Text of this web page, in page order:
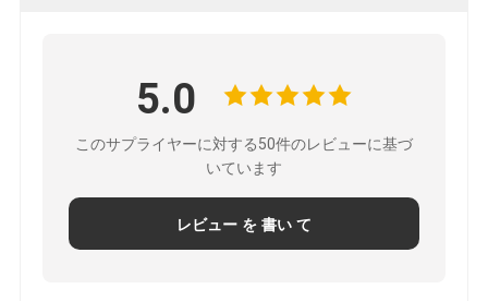
5.0
このサプライヤーに対する50件のレビューに基づ
いています
レビュー を 書い て